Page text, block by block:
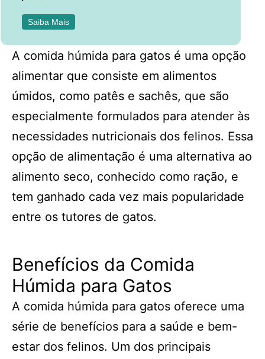
Saiba Mais
A comida húmida para gatos é uma opção
alimentar que consiste em alimentos
úmidos, como patês e sachês, que são
especialmente formulados para atender às
necessidades nutricionais dos felinos. Essa
opção de alimentação é uma alternativa ao
alimento seco, conhecido como ração, e
tem ganhado cada vez mais popularidade
entre os tutores de gatos.
Benefícios da Comida
Húmida para Gatos
A comida húmida para gatos oferece uma
série de benefícios para a saúde e bem-
estar dos felinos. Um dos principais